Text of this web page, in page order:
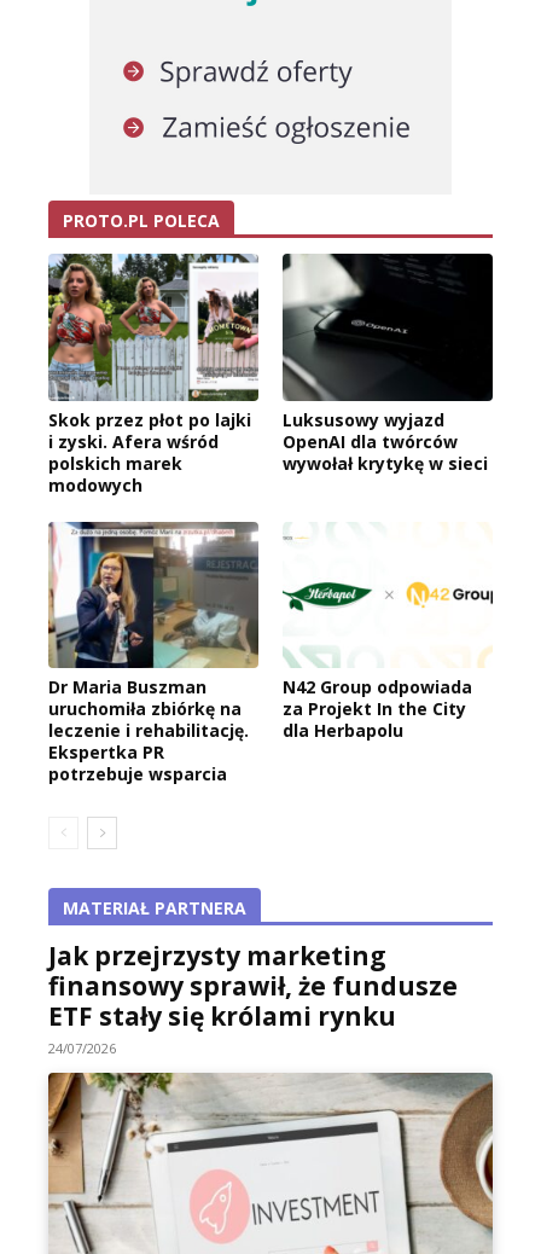
PROTO.PL POLECA
Skok przez płot po lajki
i zyski. Afera wśród
polskich marek
modowych
Luksusowy wyjazd
OpenAI dla twórców
wywołał krytykę w sieci
Dr Maria Buszman
uruchomiła zbiórkę na
leczenie i rehabilitację.
Ekspertka PR
potrzebuje wsparcia
N42 Group odpowiada
za Projekt In the City
dla Herbapolu
MATERIAŁ PARTNERA
Jak przejrzysty marketing
finansowy sprawił, że fundusze
ETF stały się królami rynku
24/07/2026